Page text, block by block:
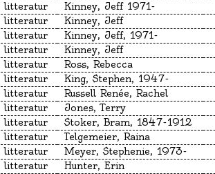
litteratur Kinney, Jeff 1971-
litteratur Kinney, Jeff
litteratur Kinney, Jeff, 1971-
litteratur Kinney, Jeff
litteratur Ross, Rebecca
litteratur King, Stephen, 1947-
litteratur Russell Renée, Rachel
litteratur Jones, Terry
litteratur Stoker, Bram, 1847-1912
litteratur Telgemeier, Raina
litteratur Meyer, Stephenie, 1973-
litteratur Hunter, Erin